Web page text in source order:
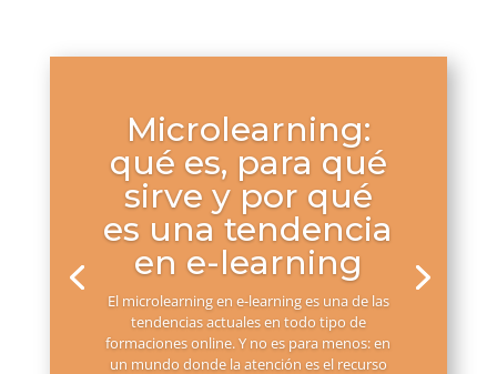
Microlearning:
qué es, para qué
sirve y por qué
es una tendencia
en e-learning
El microlearning en e-learning es una de las
tendencias actuales en todo tipo de
formaciones online. Y no es para menos: en
un mundo donde la atención es el recurso